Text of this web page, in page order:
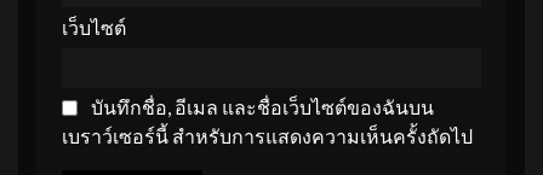
เว็บไซต์
บันทึกชื่อ, อีเมล และชื่อเว็บไซต์ของฉันบน
เบราว์เซอร์นี้ สำหรับการแสดงความเห็นครั้งถัดไป